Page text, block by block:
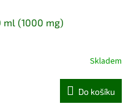
ml (1000 mg)
Skladem
Do košíku